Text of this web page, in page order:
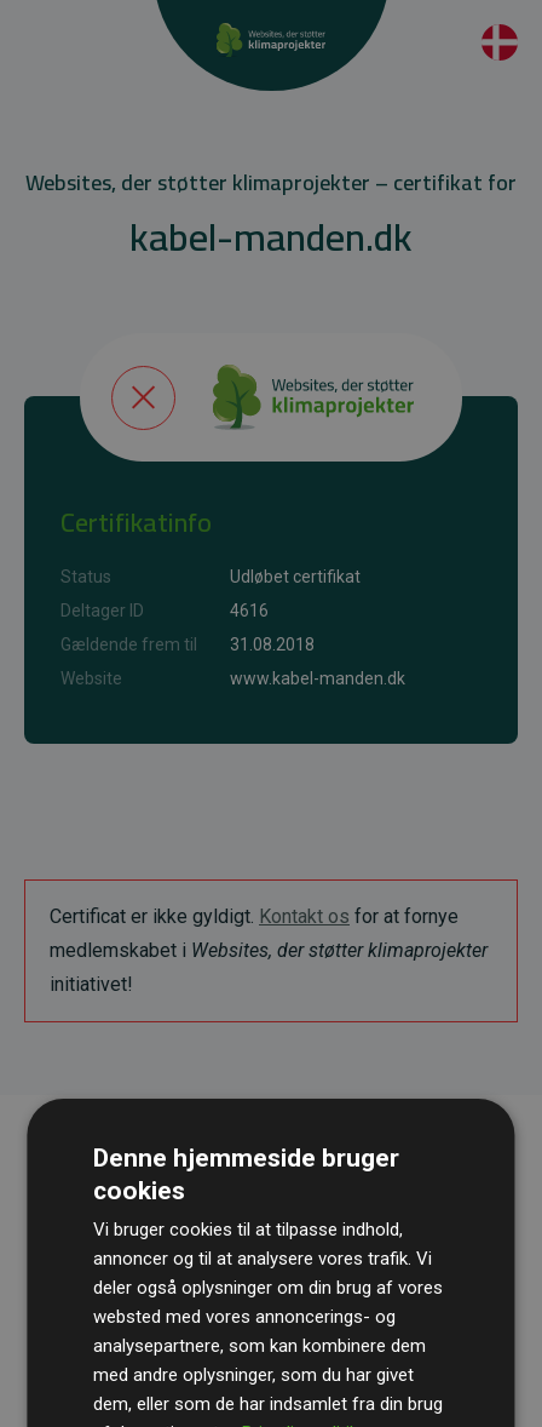
Websites, der støtter klimaprojekter – certifikat for
kabel-manden.dk
Certifikatinfo
Status
Udløbet certifikat
Deltager ID
4616
Gældende frem til
31.08.2018
Website
www.kabel-manden.dk
Certificat er ikke gyldigt. Kontakt os for at fornye
medlemskabet i Websites, der støtter klimaprojekter
initiativet!
RevisionshusetBDOgennemgår løbende vores
beregninger og metode for at sikre gennemsigtighed
og pålidelighed.
Denne hjemmeside bruger
cookies
Vi bruger cookies til at tilpasse indhold,
annoncer og til at analysere vores trafik. Vi
deler også oplysninger om din brug af vores
websted med vores annoncerings- og
analysepartnere, som kan kombinere dem
med andre oplysninger, som du har givet
dem, eller som de har indsamlet fra din brug